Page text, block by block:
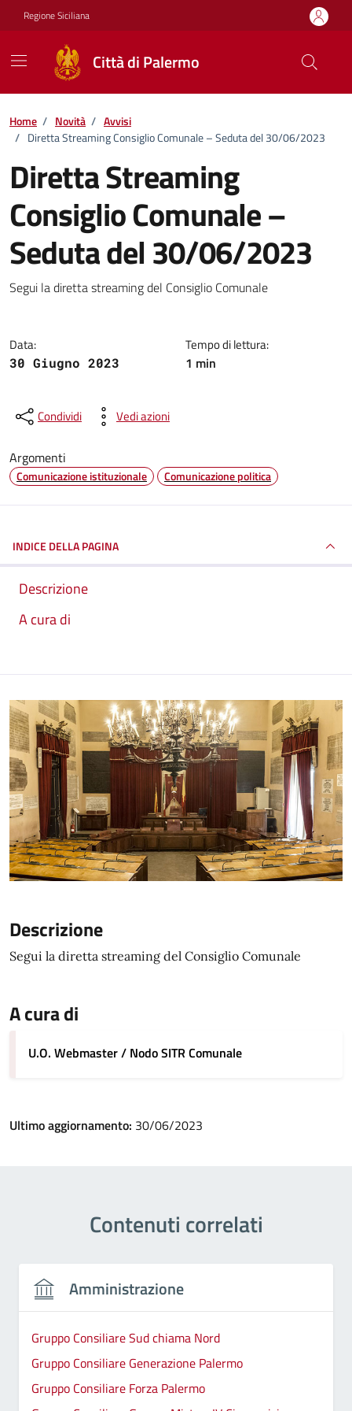
Vai ai contenuti
Vai al footer
Regione Siciliana
Città di Palermo
Home / Novità / Avvisi
/ Diretta Streaming Consiglio Comunale – Seduta del 30/06/2023
Diretta Streaming
Consiglio Comunale –
Seduta del 30/06/2023
Dettagli della notizia
Segui la diretta streaming del Consiglio Comunale
Data:
30 Giugno 2023
Tempo di lettura:
1 min
Condividi Vedi azioni
Argomenti
Comunicazione istituzionale Comunicazione politica
INDICE DELLA PAGINA
Descrizione
A cura di
Descrizione
Segui la diretta streaming del Consiglio Comunale
A cura di
U.O. Webmaster / Nodo SITR Comunale
Ultimo aggiornamento: 30/06/2023
Contenuti correlati
Amministrazione
Gruppo Consiliare Sud chiama Nord
Gruppo Consiliare Generazione Palermo
Gruppo Consiliare Forza Palermo